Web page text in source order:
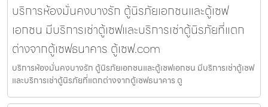
บริการห้องมั่นคงบางรัก ตู้นิรภัยเอกชนและตู้เซฟ
เอกชน มีบริการเช่าตู้เซฟและบริการเช่าตู้นิรภัยที่แตก
ต่างจากตู้เซฟธนาคาร ตู้เซฟ.com
บริการห้องมั่นคงบางรัก ตู้นิรภัยเอกชนและตู้เซฟเอกชน มีบริการเช่าตู้เซฟ
และบริการเช่าตู้นิรภัยที่แตกต่างจากตู้เซฟธนาคาร ตู